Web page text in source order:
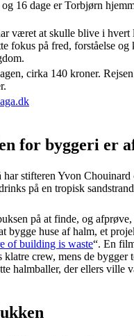
16 dage er Torbjørn
været at skulle blive i
fokus på fred, forståelse
cirka 140 kroner.
for byggeri er
stifteren Yvon
på en tropisk
på at finde, og
bygge huse af halm, et
of building is waste“. En
klatre crew, mens de bygger
halmballer, der ellers ville